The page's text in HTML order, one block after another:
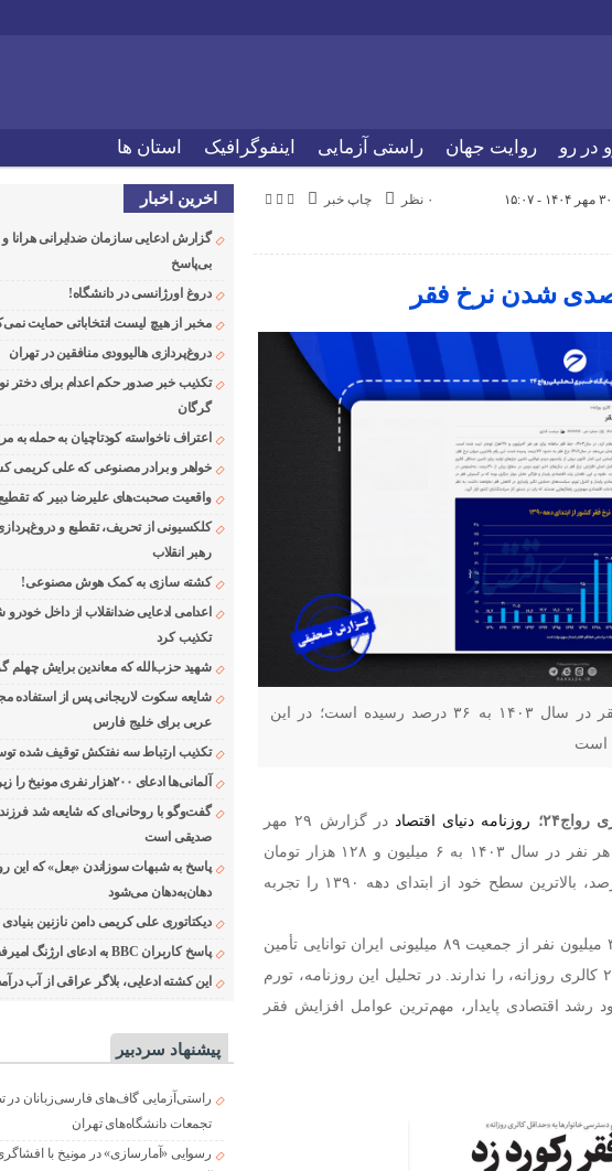
در رو روایت جهان راستی آزمایی اینفوگرافیک استان ها
چاپ خبر
۰ نظر
روزنامه دنیای اقتصاد مدعی شده نرخ فقر در سال ۱۴۰۳ به ۳۶ درصد رسیده است؛ در این
است
رواج۲۴؛ روزنامه دنیای اقتصاد
در گزارش ۲۹ مهر
۱۴۰۴ اعلام کرد که خط فقر ماهانه برای هر نفر در سال ۱۴۰۳ به ۶ میلیون و ۱۲۸ هزار تومان
رسیده و نرخ فقر نیز با افزایش به ۳۶ درصد، بالاترین سطح خود از ابتدای دهه ۱۳۹۰ را تجربه
در این گزارش نوشته شده بود که حدود ۳۲ میلیون نفر از جمعیت ۸۹ میلیونی ایران توانایی تأمین
حداقل نیازهای اولیه، از جمله دریافت ۲۱۰۰ کالری روزانه، را ندارند. در تحلیل این روزنامه، تورم
اقتصادی پایدار، مهم‌ترین عوامل افزایش فقر
اخرین اخبار
گزارش ادعایی سازمان ضدایرانی
بی‌پاسخ
دروغ اورژانسی در دانشگاه!
مخبر از هیچ لیست انتخاباتی حمایت
دروغ‌پردازی هالیوودی منافقین در تهران
تکذیب خبر صدور حکم اعدام برای دختر
گرگان
اعتراف ناخواسته کودتاچیان به حمله به
خواهر و برادر مصنوعی که علی کریمی
واقعیت صحبت‌های علیرضا دبیر که
کلکسیونی از تحریف، تقطیع و
رهبر انقلاب
کشته سازی به کمک هوش مصنوعی!
اعدامی ادعایی ضدانقلاب از داخل خودرو
تکذیب کرد
شهید حزب‌الله که معاندین برایش چهلم
شایعه سکوت لاریجانی پس از استفاده
عربی برای خلیج فارس
تکذیب ارتباط سه نفتکش توقیف شده
آلمانی‌ها ادعای ۲۰۰هزار نفری مونیخ را زیر سوال بردند
گفت‌وگو با روحانی‌ای که شایعه شد
صدیقی است
پاسخ به شبهات سوزاندن «بعل» که این
دهان‌به‌دهان می‌شود
دیکتاتوری علی کریمی دامن نازنین
پاسخ کاربران BBC به ادعای ارژنگ امیرفضلی
این کشته ادعایی، بلاگر عراقی از آب
پیشنهاد سردبیر
راستی‌آزمایی گاف‌های فارسی‌زبانان در
تجمعات دانشگاه‌های تهران
رسوایی «آمارسازی» در مونیخ با